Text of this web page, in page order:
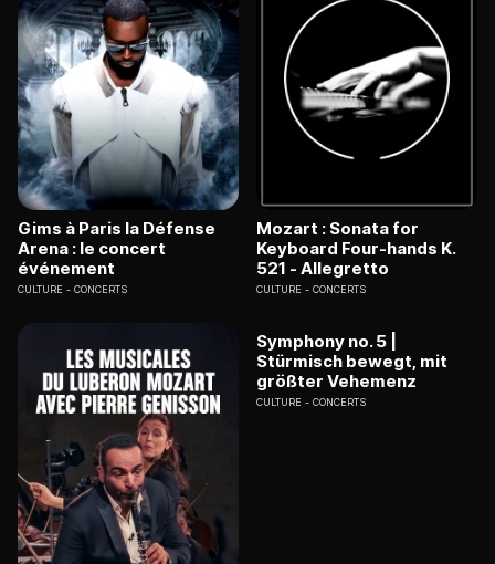
Gims à Paris la Défense
Arena : le concert
événement
CULTURE CONCERTS
Mozart : Sonata for
Keyboard Four-hands K.
521 - Allegretto
CULTURE CONCERTS
Symphony no. 5 |
Stürmisch bewegt, mit
größter Vehemenz
CULTURE CONCERTS